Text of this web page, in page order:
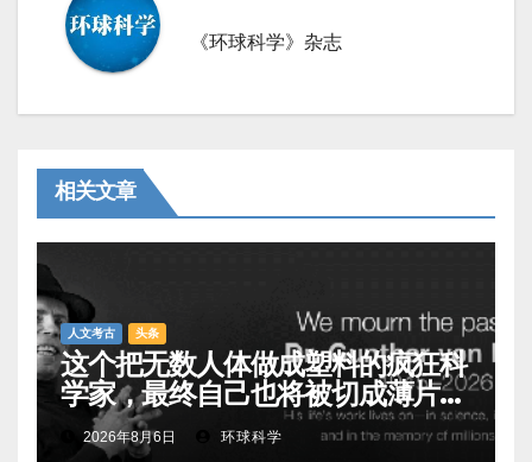
《环球科学》杂志
相关文章
人文考古 头条
这个把无数人体做成塑料的疯狂科
学家，最终自己也将被切成薄片展
出2026年8月6日 环球科学